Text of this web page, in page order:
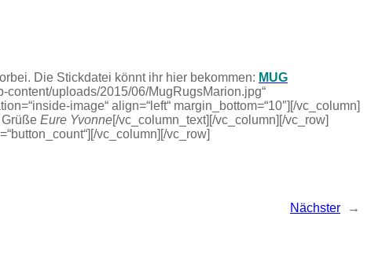
Die Stickdatei könnt ihr hier bekommen: MUG
content/uploads/2015/06/MugRugsMarion.jpg“
image“ align=“left“ margin_bottom=“10″][/vc_column]
Grüße Eure Yvonne[/vc_column_text][/vc_column][/vc_row]
vc_column][/vc_row]
Nächster →